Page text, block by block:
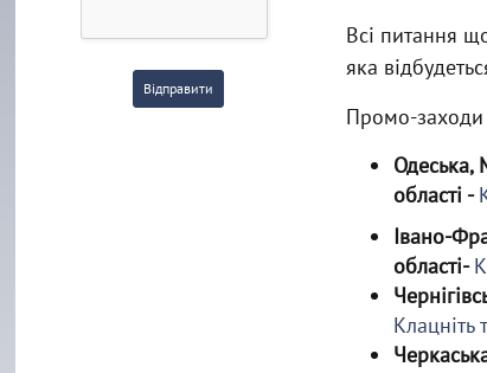
Всі питання
яка
Промо-заходи
Одеська,
області -
Івано-
області-
Відправити